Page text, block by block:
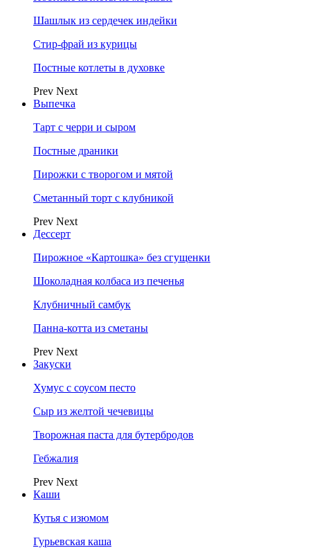
Шашлык из сердечек индейки
Стир-фрай из курицы
Постные котлеты в духовке
Prev Next
Выпечка
Тарт с черри и сыром
Постные драники
Пирожки с творогом и мятой
Сметанный торт с клубникой
Prev Next
Дессерт
Пирожное «Картошка» без сгущенки
Шоколадная колбаса из печенья
Клубничный самбук
Панна-котта из сметаны
Prev Next
Закуски
Хумус с соусом песто
Сыр из желтой чечевицы
Творожная паста для бутербродов
Гебжалия
Prev Next
Каши
Кутья с изюмом
Гурьевская каша